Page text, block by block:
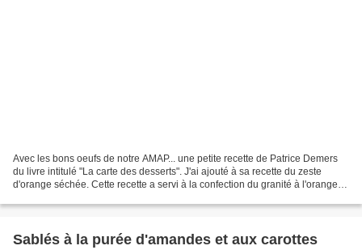
Avec les bons oeufs de notre AMAP... une petite recette de Patrice Demers
du livre intitulé "La carte des desserts". J'ai ajouté à sa recette du zeste
d'orange séchée. Cette recette a servi à la confection du granité à l'orange
Sablés à la purée d'amandes et aux carottes